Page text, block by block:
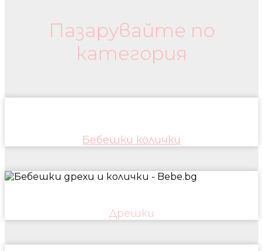
Пазарувайте по
категория
Бебешки колички
Дрешки